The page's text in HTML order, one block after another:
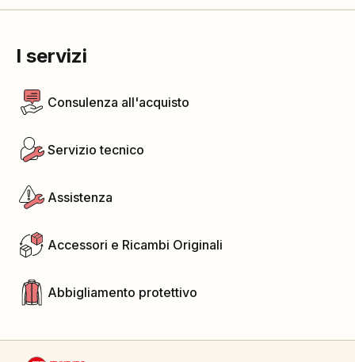
I servizi
Consulenza all'acquisto
Servizio tecnico
Assistenza
Accessori e Ricambi Originali
Abbigliamento protettivo